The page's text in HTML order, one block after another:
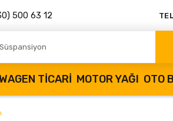
500 63 12
TICARI MOTOR YAĞI OTO